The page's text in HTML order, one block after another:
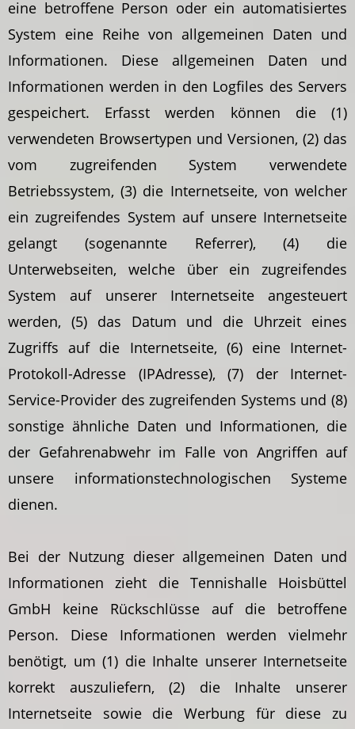
eine betroffene Person oder ein automatisiertes
System eine Reihe von allgemeinen Daten und
Informationen. Diese allgemeinen Daten und
Informationen werden in den Logfiles des Servers
gespeichert. Erfasst werden können die (1)
verwendeten Browsertypen und Versionen, (2) das
vom zugreifenden System verwendete
Betriebssystem, (3) die Internetseite, von welcher
ein zugreifendes System auf unsere Internetseite
gelangt (sogenannte Referrer), (4) die
Unterwebseiten, welche über ein zugreifendes
System auf unserer Internetseite angesteuert
werden, (5) das Datum und die Uhrzeit eines
Zugriffs auf die Internetseite, (6) eine Internet-
Protokoll-Adresse (IPAdresse), (7) der Internet-
Service-Provider des zugreifenden Systems und (8)
sonstige ähnliche Daten und Informationen, die
der Gefahrenabwehr im Falle von Angriffen auf
unsere informationstechnologischen Systeme
dienen.
Bei der Nutzung dieser allgemeinen Daten und
Informationen zieht die Tennishalle Hoisbüttel
GmbH keine Rückschlüsse auf die betroffene
Person. Diese Informationen werden vielmehr
benötigt, um (1) die Inhalte unserer Internetseite
korrekt auszuliefern, (2) die Inhalte unserer
Internetseite sowie die Werbung für diese zu